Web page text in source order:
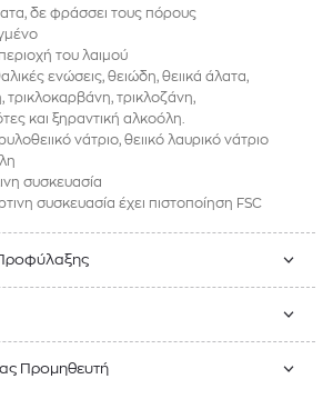
δε φράσσει τους πόρους
του λαιμού
ενώσεις, θειώδη, θειικά άλατα,
τρικλοκαρβάνη, τρικλοζάνη,
και ξηραντική αλκοόλη.
νάτριο, θειικό λαυρικό νάτριο
συσκευασία
συσκευασία έχει πιστοποίηση FSC
Προμηθευτή